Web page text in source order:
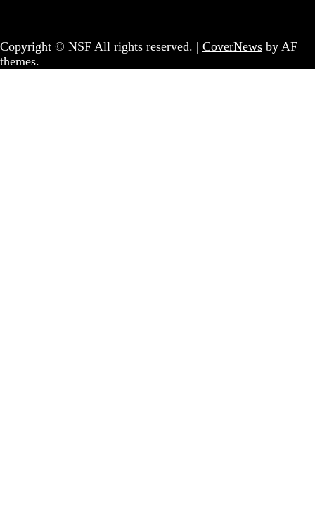
Copyright © NSF All rights reserved. | CoverNews by AF
themes.